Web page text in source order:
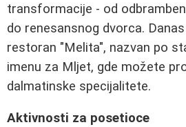
transformacije - od
do renesansnog dvorca.
restoran "Melita", nazvan po
imenu za Mljet, gde možete
dalmatinske specijalitete.
Aktivnosti za posetioce